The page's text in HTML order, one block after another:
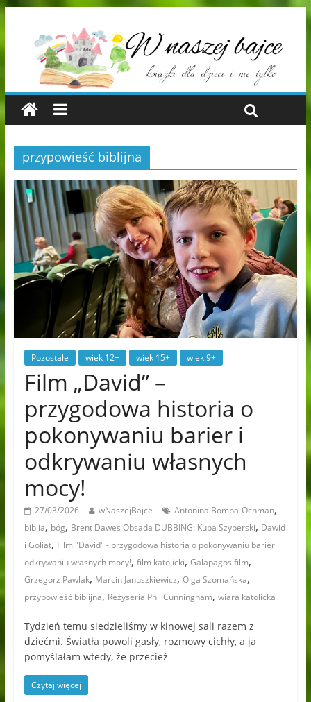
przypowieść biblijna
Pozostałe wiek 12+ wiek 15+ wiek 9+
Film „David” –
przygodowa historia o
pokonywaniu barier i
odkrywaniu własnych
mocy!
27/03/2026 wNaszejBajce Antonina Bomba-Ochman,
biblia, bóg, Brent Dawes Obsada DUBBING: Kuba Szyperski, Dawid
i Goliat, Film "David" - przygodowa historia o pokonywaniu barier i
odkrywaniu własnych mocy!, film katolicki, Galapagos film,
Grzegorz Pawlak, Marcin Januszkiewicz, Olga Szomańska,
przypowieść biblijna, Reżyseria Phil Cunningham, wiara katolicka
Tydzień temu siedzieliśmy w kinowej sali razem z
dziećmi. Światła powoli gasły, rozmowy cichły, a ja
pomyślałam wtedy, że przecież
Czytaj więcej